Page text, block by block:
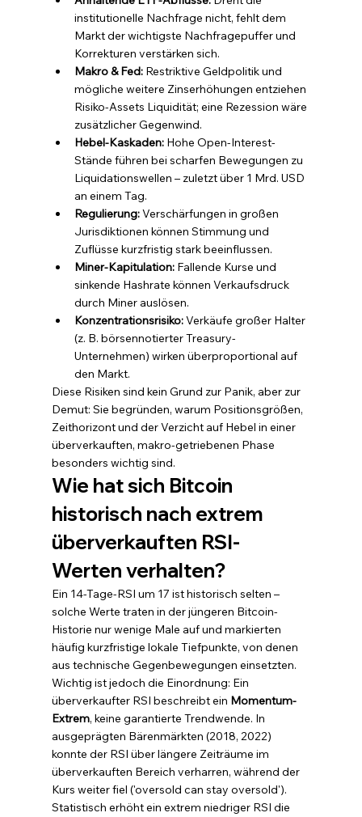
institutionelle Nachfrage nicht, fehlt dem
Markt der wichtigste Nachfragepuffer und
Korrekturen verstärken sich.
Makro & Fed: Restriktive Geldpolitik und
mögliche weitere Zinserhöhungen entziehen
Risiko-Assets Liquidität; eine Rezession wäre
zusätzlicher Gegenwind.
Hebel-Kaskaden: Hohe Open-Interest-
Stände führen bei scharfen Bewegungen zu
Liquidationswellen – zuletzt über 1 Mrd. USD
an einem Tag.
Regulierung: Verschärfungen in großen
Jurisdiktionen können Stimmung und
Zuflüsse kurzfristig stark beeinflussen.
Miner-Kapitulation: Fallende Kurse und
sinkende Hashrate können Verkaufsdruck
durch Miner auslösen.
Konzentrationsrisiko: Verkäufe großer Halter
(z. B. börsennotierter Treasury-
Unternehmen) wirken überproportional auf
den Markt.
Diese Risiken sind kein Grund zur Panik, aber zur
Demut: Sie begründen, warum Positionsgrößen,
Zeithorizont und der Verzicht auf Hebel in einer
überverkauften, makro-getriebenen Phase
besonders wichtig sind.
Wie hat sich Bitcoin
historisch nach extrem
überverkauften RSI-
Werten verhalten?
Ein 14-Tage-RSI um 17 ist historisch selten –
solche Werte traten in der jüngeren Bitcoin-
Historie nur wenige Male auf und markierten
häufig kurzfristige lokale Tiefpunkte, von denen
aus technische Gegenbewegungen einsetzten.
Wichtig ist jedoch die Einordnung: Ein
überverkaufter RSI beschreibt ein Momentum-
Extrem, keine garantierte Trendwende. In
ausgeprägten Bärenmärkten (2018, 2022)
konnte der RSI über längere Zeiträume im
überverkauften Bereich verharren, während der
Kurs weiter fiel ('oversold can stay oversold').
Statistisch erhöht ein extrem niedriger RSI die